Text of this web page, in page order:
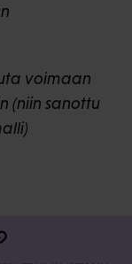
voimaan
(niin sanottu